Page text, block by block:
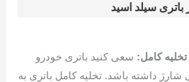
سیلد اسید
کامل: سعی کنید باتری خودرو
داشته باشد. تخلیه کامل باتری به